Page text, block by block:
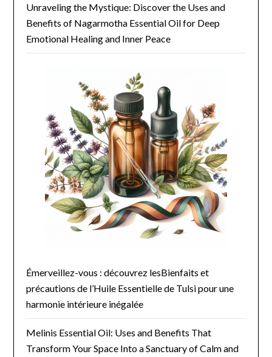
Unraveling the Mystique: Discover the Uses and
Benefits of Nagarmotha Essential Oil for Deep
Emotional Healing and Inner Peace
Émerveillez-vous : découvrez lesBienfaits et
précautions de l’Huile Essentielle de Tulsi pour une
harmonie intérieure inégalée
Melinis Essential Oil: Uses and Benefits That
Transform Your Space Into a Sanctuary of Calm and